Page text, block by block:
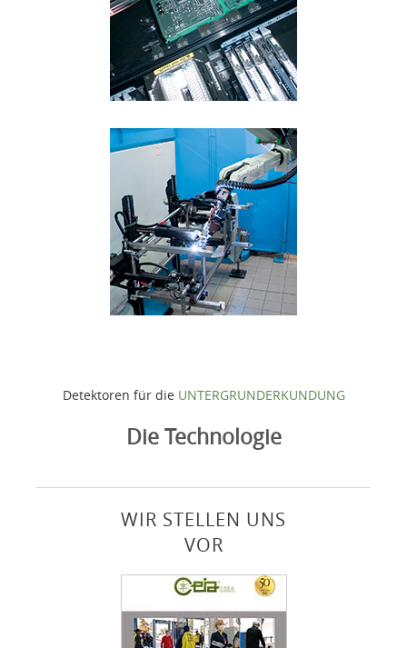
Detektoren für die UNTERGRUNDERKUNDUNG
Die Technologie
WIR STELLEN UNS
VOR